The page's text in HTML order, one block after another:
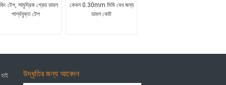
টেপ, সামুদ্রিক গ্রেড ডাবল
পার্শ্বযুক্ত টেপ
কেবল 0.30mm মিমি বেধ জন্য
ডাবল কোট
উদ্ধৃতির জন্য আবেদন